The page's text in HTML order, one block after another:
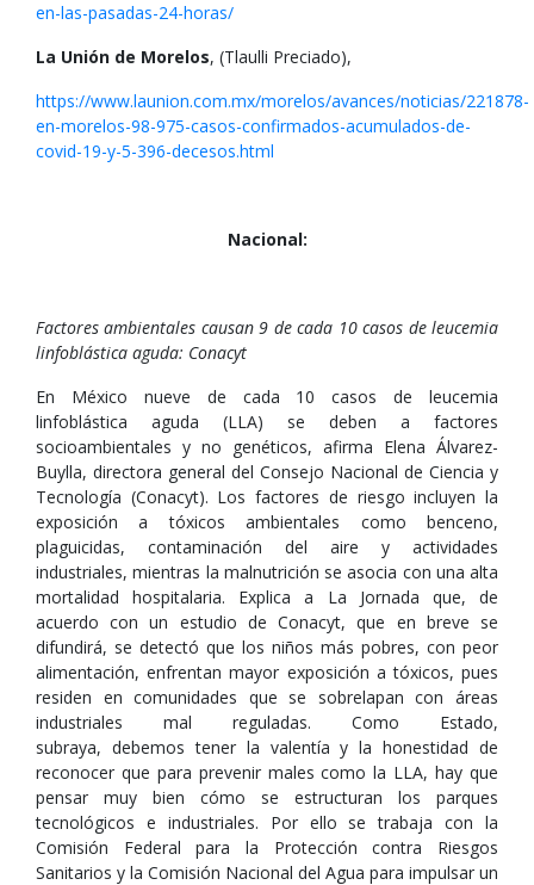
en-las-pasadas-24-horas/
La Unión de Morelos, (Tlaulli Preciado),
https://www.launion.com.mx/morelos/avances/noticias/221878-
en-morelos-98-975-casos-confirmados-acumulados-de-
covid-19-y-5-396-decesos.html
Nacional:
Factores ambientales causan 9 de cada 10 casos de leucemia
linfoblástica aguda: Conacyt
En México nueve de cada 10 casos de leucemia
linfoblástica aguda (LLA) se deben a factores
socioambientales y no genéticos, afirma Elena Álvarez-
Buylla, directora general del Consejo Nacional de Ciencia y
Tecnología (Conacyt). Los factores de riesgo incluyen la
exposición a tóxicos ambientales como benceno,
plaguicidas, contaminación del aire y actividades
industriales, mientras la malnutrición se asocia con una alta
mortalidad hospitalaria. Explica a La Jornada que, de
acuerdo con un estudio de Conacyt, que en breve se
difundirá, se detectó que los niños más pobres, con peor
alimentación, enfrentan mayor exposición a tóxicos, pues
residen en comunidades que se sobrelapan con áreas
industriales mal reguladas. Como Estado,
subraya, debemos tener la valentía y la honestidad de
reconocer que para prevenir males como la LLA, hay que
pensar muy bien cómo se estructuran los parques
tecnológicos e industriales. Por ello se trabaja con la
Comisión Federal para la Protección contra Riesgos
Sanitarios y la Comisión Nacional del Agua para impulsar un